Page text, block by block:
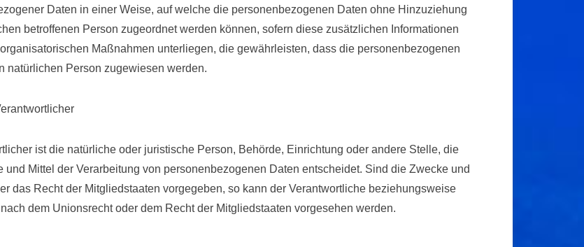
Daten in einer Weise, auf welche die personenbezogenen Daten ohne Hinzuziehung
betroffenen Person zugeordnet werden können, sofern diese zusätzlichen Informationen
Maßnahmen unterliegen, die gewährleisten, dass die personenbezogenen
natürlichen Person zugewiesen werden.
ist die natürliche oder juristische Person, Behörde, Einrichtung oder andere Stelle, die
Mittel der Verarbeitung von personenbezogenen Daten entscheidet. Sind die Zwecke und
das Recht der Mitgliedstaaten vorgegeben, so kann der Verantwortliche beziehungsweise
dem Unionsrecht oder dem Recht der Mitgliedstaaten vorgesehen werden.